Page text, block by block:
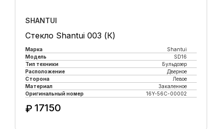
SHANTUI
Стекло Shantui 003 (К)
Марка
Shantui
Модель
SD16
Тип техники
Бульдозер
Расположение
Дверное
Сторона
Левое
Материал
Закаленное
Оригинальный номер
16Y-56C-00002
₽ 17150